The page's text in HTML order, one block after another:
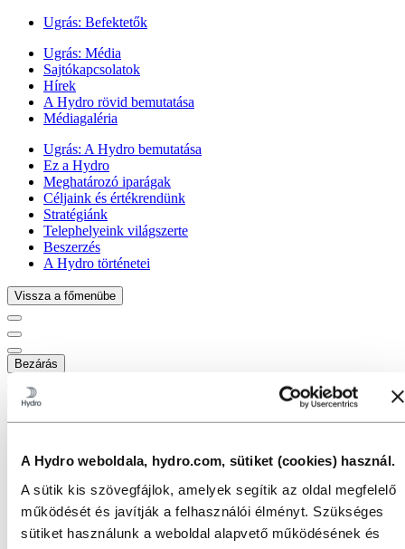
A Hydro weboldala, hydro.com, sütiket (cookies) használ.
A sütik kis szövegfájlok, amelyek segítik az oldal megfelelő
működését és javítják a felhasználói élményt. Szükséges
sütiket használunk a weboldal alapvető működésének és
Ugrás: Befektetők
Ugrás: Média
Sajtókapcsolatok
Hírek
A Hydro rövid bemutatása
Médiagaléria
Ugrás: A Hydro bemutatása
Ez a Hydro
Meghatározó iparágak
Céljaink és értékrendünk
Stratégiánk
Telephelyeink világszerte
Beszerzés
A Hydro történetei
Vissza a főmenübe
Bezárás
A Hydro bemutatása
Ez a Hydro
Céljaink és értékrendünk
Telephelyeink világszerte
Beszerzés
A Hydro történetei